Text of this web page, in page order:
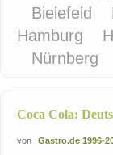
Bielefeld
Hamburg
Nürnberg
Coca Cola:
von Gastro.de 1996-